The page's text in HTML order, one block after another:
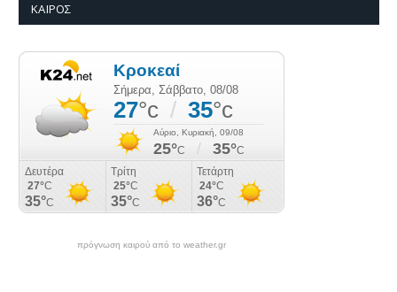
ΚΑΙΡΌΣ
πρόγνωση καιρού από το weather.gr